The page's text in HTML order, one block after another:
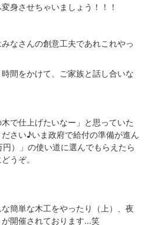
身させちゃいましょう！！！
なさんの創意工夫であれこれやっ
間をかけて、ご家族と話し合いな
で仕上げたいなー」と思っていた
さい♪いま政府で給付の準備が進ん
）」の使い道に選んでもらえたら
うぞ。
簡単な木工をやったり（上）、夜
開催されております...笑